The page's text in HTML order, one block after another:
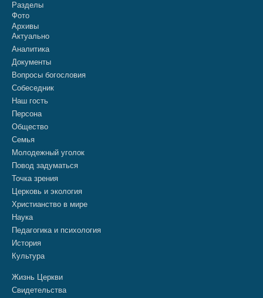
Разделы
Фото
Архивы
Актуально
Аналитика
Документы
Вопросы богословия
Собеседник
Наш гость
Персона
Общество
Семья
Молодежный уголок
Повод задуматься
Точка зрения
Церковь и экология
Христианство в мире
Наука
Педагогика и психология
История
Культура
Жизнь Церкви
Свидетельства